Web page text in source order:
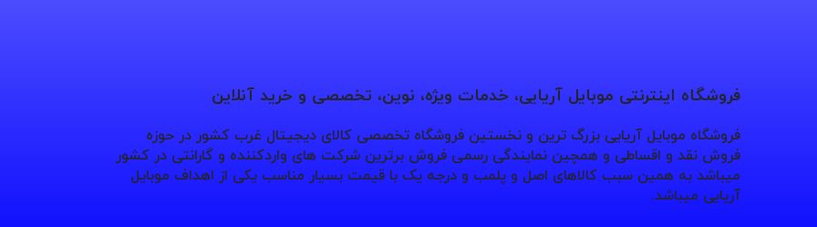
فروشگاه اینترنتی موبایل آریایی، خدمات ویژه، نوین، تخصصی و خرید آنلاین
فروشگاه موبایل آریایی بزرگ ترین و نخستین فروشگاه تخصصی کالای دیجیتال غرب کشور در حوزه
فروش نقد و اقساطی و همچین نمایندگی رسمی فروش برترین شرکت های واردکننده و گارانتی در کشور
میباشد به همین سبب کالاهای اصل و پلمب و درجه یک با قیمت بسیار مناسب یکی از اهداف موبایل
آریایی میباشد.